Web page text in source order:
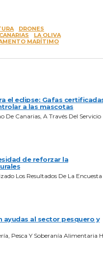
DRONES
LA OLIVA
MARÍTIMO
el eclipse: Gafas
a las mascotas
De Canarias, A Través Del Servicio
de reforzar la
Los Resultados De La Encuesta
ayudas al sector pesquero y
Pesca Y Soberanía Alimentaria